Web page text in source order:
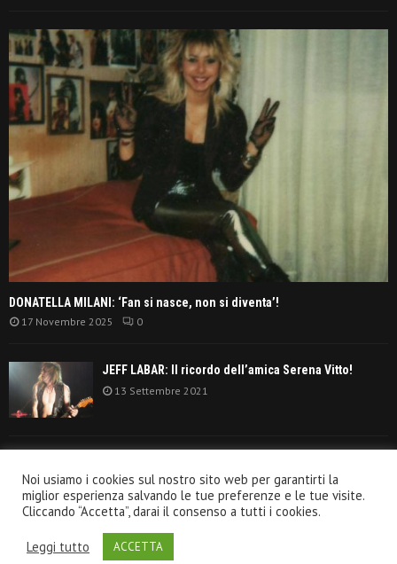
DONATELLA MILANI: ‘Fan si nasce, non si diventa’!
17 Novembre 2025 0
JEFF LABAR: Il ricordo dell’amica Serena Vitto!
13 Settembre 2021
settanta’!
30 Giugno 2021
Noi usiamo i cookies sul nostro sito web per garantirti la
miglior esperienza salvando le tue preferenze e le tue visite.
Cliccando “Accetta”, darai il consenso a tutti i cookies.
Leggi tutto ACCETTA